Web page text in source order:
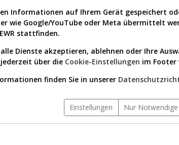
Börsenwert:
Anzahl
seit Beginn
Informationen auf Ihrem Gerät gespeichert
wie Google/YouTube oder Meta übermittelt
stattfinden.
alle Dienste akzeptieren, ablehnen oder Ihre
über die Cookie-Einstellungen im Footer
finden Sie in unserer
Einstellungen Nur Notwendige